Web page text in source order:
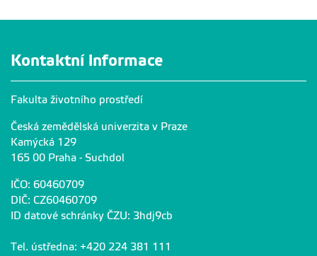
Kontaktní informace
Fakulta životního prostředí
Česká zemědělská univerzita v Praze
Kamýcká 129
165 00 Praha - Suchdol
IČO: 60460709
DIČ: CZ60460709
ID datové schránky ČZU: 3hdj9cb
Tel. ústředna: +420 224 381 111